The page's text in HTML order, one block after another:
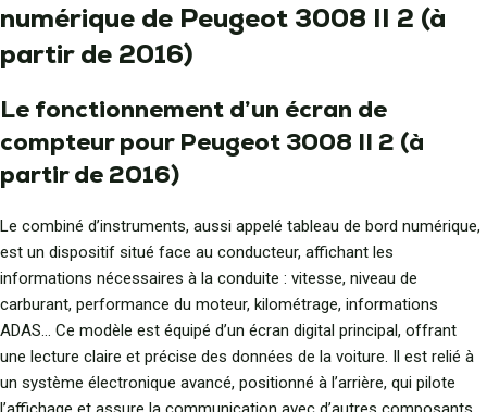
numérique de Peugeot 3008 II 2 (à
partir de 2016)
Le fonctionnement d’un écran de
compteur pour Peugeot 3008 II 2 (à
partir de 2016)
Le combiné d’instruments, aussi appelé tableau de bord numérique,
est un dispositif situé face au conducteur, affichant les
informations nécessaires à la conduite : vitesse, niveau de
carburant, performance du moteur, kilométrage, informations
ADAS… Ce modèle est équipé d’un écran digital principal, offrant
une lecture claire et précise des données de la voiture. Il est relié à
un système électronique avancé, positionné à l’arrière, qui pilote